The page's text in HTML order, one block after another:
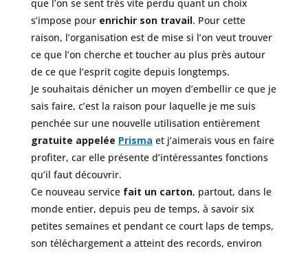
que l’on se sent très vite perdu quant un choix
s’impose pour enrichir son travail. Pour cette
raison, l’organisation est de mise si l’on veut trouver
ce que l’on cherche et toucher au plus près autour
de ce que l’esprit cogite depuis longtemps.
Je souhaitais dénicher un moyen d’embellir ce que je
sais faire, c’est la raison pour laquelle je me suis
penchée sur une nouvelle utilisation entièrement
gratuite appelée Prisma et j’aimerais vous en faire
profiter, car elle présente d’intéressantes fonctions
qu’il faut découvrir.
Ce nouveau service fait un carton, partout, dans le
monde entier, depuis peu de temps, à savoir six
petites semaines et pendant ce court laps de temps,
son téléchargement a atteint des records, environ